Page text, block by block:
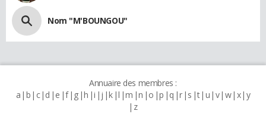
Nom "M'BOUNGOU"
Annuaire des membres :
a b c d e f g h i j k l m n o p q r s t u v w x y
z